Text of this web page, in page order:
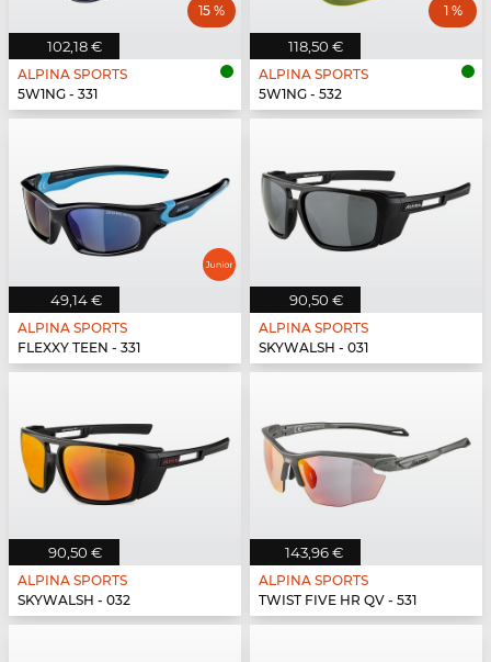
102,18 €
15 %
ALPINA SPORTS
5W1NG - 331
118,50 €
1 %
ALPINA SPORTS
5W1NG - 532
49,14 €
ALPINA SPORTS
FLEXXY TEEN - 331
90,50 €
ALPINA SPORTS
SKYWALSH - 031
90,50 €
ALPINA SPORTS
SKYWALSH - 032
143,96 €
ALPINA SPORTS
TWIST FIVE HR QV - 531